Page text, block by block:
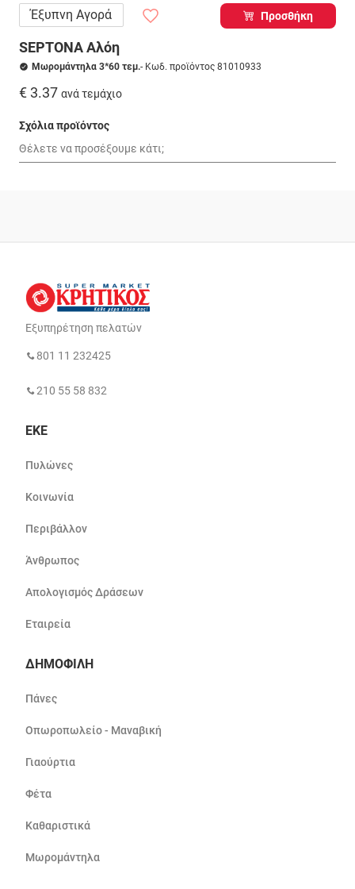
Έξυπνη Αγορά Προσθήκη
SEPTONA Αλόη
Μωρομάντηλα 3*60 τεμ.- Κωδ. προϊόντος 81010933
€ 3.37 ανά τεμάχιο
Σχόλια προϊόντος
Εξυπηρέτηση πελατών
801 11 232425
210 55 58 832
ΕΚΕ
Πυλώνες
Κοινωνία
Περιβάλλον
Άνθρωπος
Απολογισμός Δράσεων
Εταιρεία
ΔΗΜΟΦΙΛΗ
Πάνες
Οπωροπωλείο - Μαναβική
Γιαούρτια
Φέτα
Καθαριστικά
Μωρομάντηλα